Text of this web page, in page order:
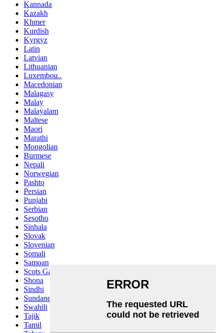
Kannada
Kazakh
Khmer
Kurdish
Kyrgyz
Latin
Latvian
Lithuanian
Luxembou..
Macedonian
Malagasy
Malay
Malayalam
Maltese
Maori
Marathi
Mongolian
Burmese
Nepali
Norwegian
Pashto
Persian
Punjabi
Serbian
Sesotho
Sinhala
Slovak
Slovenian
Somali
Samoan
Scots Gaelic
Shona
Sindhi
Sundanese
Swahili
Tajik
Tamil